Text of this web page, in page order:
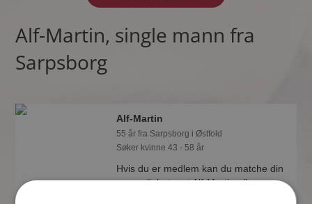
Alf-Martin, single mann fra
Sarpsborg
Alf-Martin
55 år fra Sarpsborg i Østfold
Søker kvinne 43 - 58 år
Hvis du er medlem kan du matche din
personlighet mot Alf-Martin eller noen